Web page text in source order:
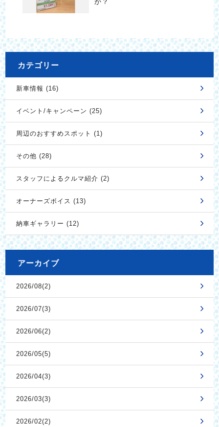
カテゴリー
新車情報 (16)
イベント/キャンペーン (25)
周辺のおすすめスポット (1)
その他 (28)
スタッフによるクルマ紹介 (2)
オーナーズボイス (13)
納車ギャラリー (12)
アーカイブ
2026/08(2)
2026/07(3)
2026/06(2)
2026/05(5)
2026/04(3)
2026/03(3)
2026/02(2)